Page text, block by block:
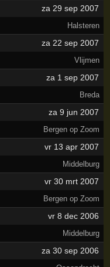
za 29 sep 2007
Halsteren
za 22 sep 2007
Vlijmen
za 1 sep 2007
Breda
za 9 jun 2007
Bergen op Zoom
vr 13 apr 2007
Middelburg
vr 30 mrt 2007
Bergen op Zoom
vr 8 dec 2006
Middelburg
za 30 sep 2006